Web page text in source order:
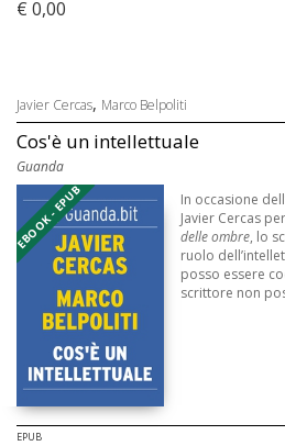
€ 0,00
Javier Cercas, Marco Belpoliti
Cos'è un intellettuale
Guanda
EBOOK - EPUB
In occasione
Javier Cercas
delle ombre, lo
ruolo
posso essere
scrittore non
EPUB